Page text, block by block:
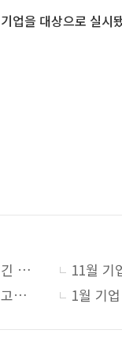
업을 대상으로 실시
10월 기업 체감경기 석 달 만에 악화…긴 연휴·환율 상승 등 영향
12월 기업 체감경기 1년 5개월 만에 최고…미국 설비투자 영향